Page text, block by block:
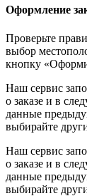
Оформление
Проверьте
выбор
кнопку
Наш сервис
о заказе и в
данные
выбирайте
Наш сервис
о заказе и в
данные
выбирайте